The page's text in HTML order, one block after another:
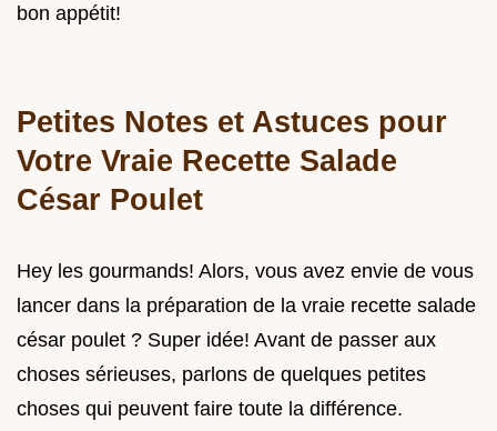
bon appétit!
Petites Notes et Astuces pour
Votre Vraie Recette Salade
César Poulet
Hey les gourmands! Alors, vous avez envie de vous
lancer dans la préparation de la vraie recette salade
césar poulet ? Super idée! Avant de passer aux
choses sérieuses, parlons de quelques petites
choses qui peuvent faire toute la différence.